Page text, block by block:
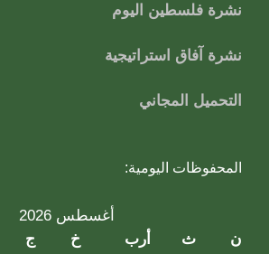
نشرة فلسطين اليوم
نشرة آفاق استراتيجية
التحميل المجاني
المحفوظات اليومية:
أغسطس 2026
ن
ث أرب خ ج